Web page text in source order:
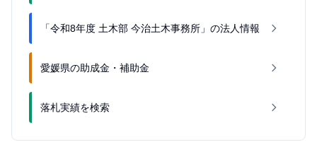
「令和8年度 土木部 今治土木事務所」の法人情報
愛媛県の助成金・補助金
落札実績を検索